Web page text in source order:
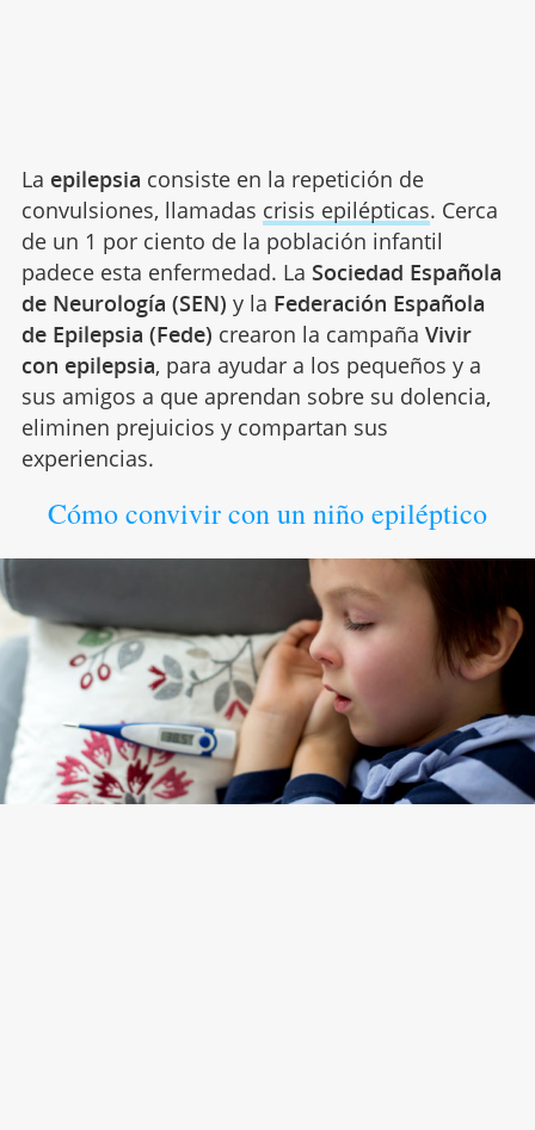
La epilepsia consiste en la repetición de
convulsiones, llamadas crisis epilépticas. Cerca
de un 1 por ciento de la población infantil
padece esta enfermedad. La Sociedad Española
de Neurología (SEN) y la Federación Española
de Epilepsia (Fede) crearon la campaña Vivir
con epilepsia, para ayudar a los pequeños y a
sus amigos a que aprendan sobre su dolencia,
eliminen prejuicios y compartan sus
experiencias.
Cómo convivir con un niño epiléptico